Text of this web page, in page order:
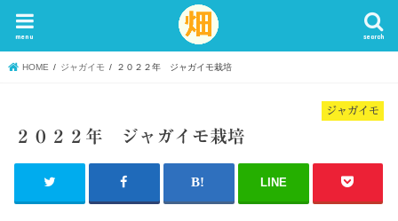
search
menu
HOME ジャガイモ ２０２２年 ジャガイモ栽培
ジャガイモ
２０２２年 ジャガイモ栽培
LINE